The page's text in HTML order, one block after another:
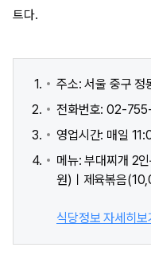
트다.
주소: 서울 중구 정
전화번호: 02-
영업시간: 매일
메뉴: 부대찌개 2
원)ㅣ제육볶음
식당정보 자세히보